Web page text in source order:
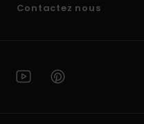
Contactez nous